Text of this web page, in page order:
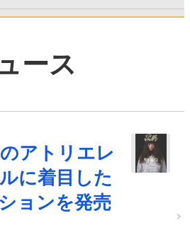
ース
アトリエレ
に着目した
ョンを発売